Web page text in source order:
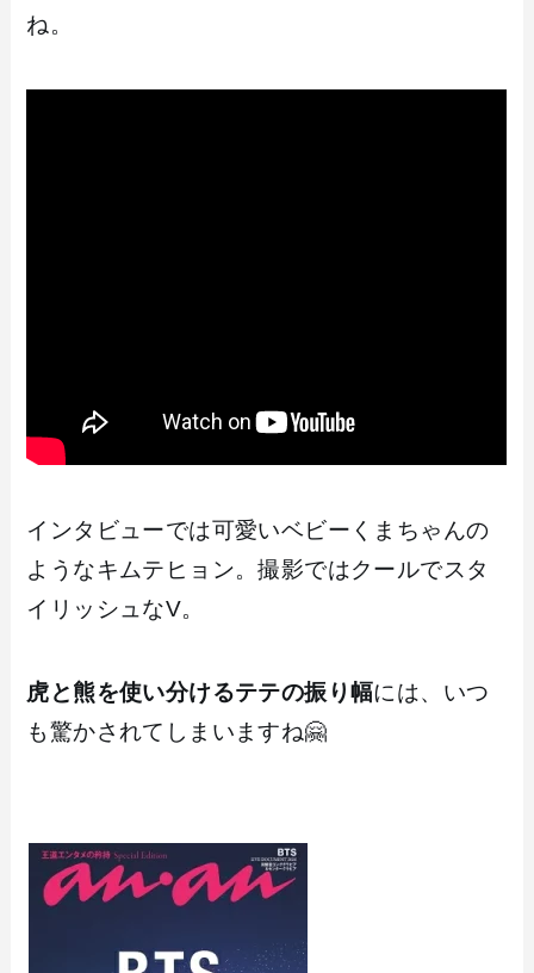
ね。
インタビューでは可愛いベビーくまちゃんの
ようなキムテヒョン。撮影ではクールでスタ
イリッシュなV。
虎と熊を使い分けるテテの振り幅には、いつ
も驚かされてしまいますね🤗